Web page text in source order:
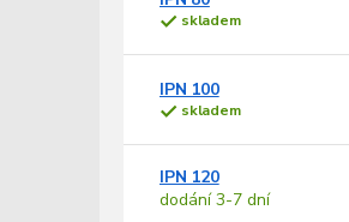
r
u
i
skladem
IPN 100
skladem
IPN 120
dodání 3-7 dní